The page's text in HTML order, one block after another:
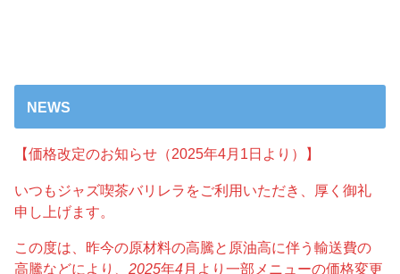
NEWS
【価格改定のお知らせ（2025年4月1日より）】
いつもジャズ喫茶バリレラをご利用いただき、厚く御礼
申し上げます。
この度は、昨今の原材料の高騰と原油高に伴う輸送費の
高騰などにより、2025年4月より一部メニューの価格変更